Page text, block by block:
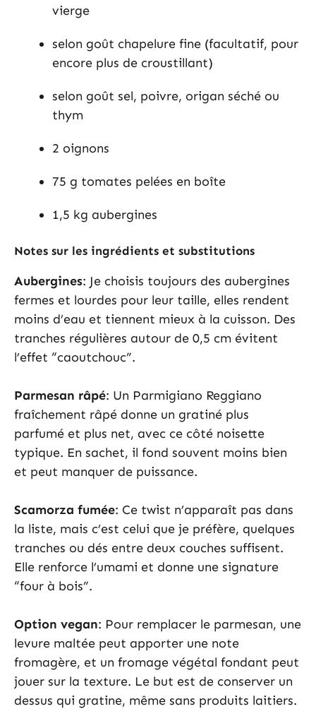
vierge
selon goût chapelure fine (facultatif, pour
encore plus de croustillant)
selon goût sel, poivre, origan séché ou
thym
2 oignons
75 g tomates pelées en boîte
1,5 kg aubergines
Notes sur les ingrédients et substitutions
Aubergines: Je choisis toujours des aubergines
fermes et lourdes pour leur taille, elles rendent
moins d’eau et tiennent mieux à la cuisson. Des
tranches régulières autour de 0,5 cm évitent
l’effet “caoutchouc”.
Parmesan râpé: Un Parmigiano Reggiano
fraîchement râpé donne un gratiné plus
parfumé et plus net, avec ce côté noisette
typique. En sachet, il fond souvent moins bien
et peut manquer de puissance.
Scamorza fumée: Ce twist n’apparaît pas dans
la liste, mais c’est celui que je préfère, quelques
tranches ou dés entre deux couches suffisent.
Elle renforce l’umami et donne une signature
“four à bois”.
Option vegan: Pour remplacer le parmesan, une
levure maltée peut apporter une note
fromagère, et un fromage végétal fondant peut
jouer sur la texture. Le but est de conserver un
dessus qui gratine, même sans produits laitiers.